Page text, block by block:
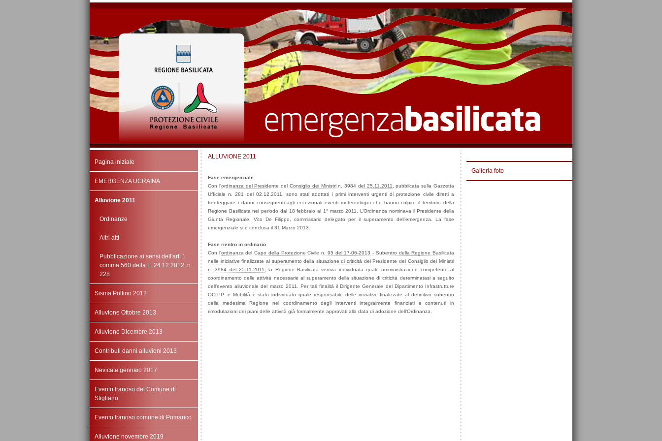
Pagina iniziale
EMERGENZA UCRAINA
Alluvione 2011
Ordinanze
Altri atti
Pubblicazione ai sensi dell'art. 1
comma 560 della L. 24.12.2012, n.
228
Sisma Pollino 2012
Alluvione Ottobre 2013
Alluvione Dicembre 2013
Contributi danni alluvioni 2013
Nevicate gennaio 2017
Evento franoso del Comune di
Stigliano
Evento franoso comune di Pomarico
Alluvione novembre 2019
ALLUVIONE 2011
Fase emergenziale
Con l'ordinanza del Presidente del Consiglio dei Ministri n. 3984 del 25.11.2011
, pubblicata sulla Gazzetta
Ufficiale n. 281 del 02.12.2011, sono stati adottati i primi interventi urgenti di protezione civile diretti a
fronteggiare i danni conseguenti agli eccezionali eventi metereologici che hanno colpito il territorio della
Regione Basilicata nel periodo dal 18 febbraio al 1° marzo 2011. L’Ordinanza nominava il Presidente della
Giunta Regionale, Vito De Filippo, commissario delegato per il superamento dell’emergenza. La fase
emergenziale si è conclusa il 31 Marzo 2013.
Fase rientro in ordinario
Con l'ordinanza del Capo della Protezione Civile n. 95 del 17-06-2013 - Subentro della Regione Basilicata
nelle iniziative finalizzate al superamento della situazione di criticità del Presidente del Consiglio dei Ministri
n. 3984 del 25.11.2011
, la Regione Basilicata veniva individuata quale amministrazione competente al
coordinamento delle attività necessarie al superamento della situazione di criticità determinatasi a seguito
dell’evento alluvionale del marzo 2011. Per tali finalità il Dirigente Generale del Dipartimento Infrastrutture
OO.PP. e Mobilità è stato individuato quale responsabile delle iniziative finalizzate al definitivo subentro
della medesima Regione nel coordinamento degli interventi integralmente finanziati e contenuti in
rimodulazioni dei piani delle attività già formalmente approvati alla data di adozione dell’Ordinanza.
Galleria foto